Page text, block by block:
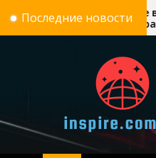
Последние новости
ворота по-
стоят у разных